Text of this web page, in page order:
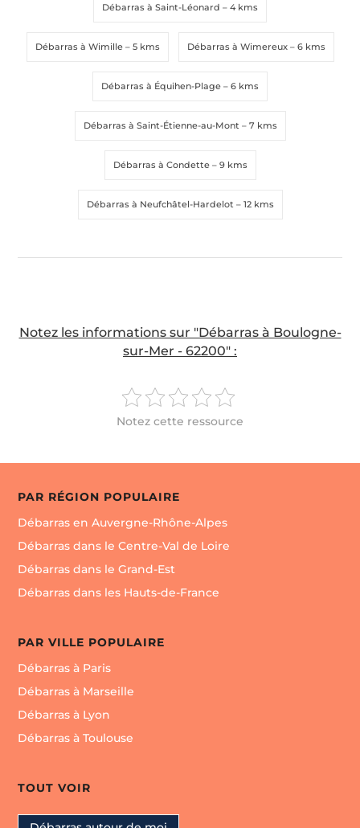
Débarras à Saint-Léonard – 4 kms
Débarras à Wimille– 5 kms Débarras à Wimereux– 6 kms
Débarras à Équihen-Plage – 6 kms
Débarras à Saint-Étienne-au-Mont – 7 kms
Débarras à Condette– 9 kms
Débarras à Neufchâtel-Hardelot – 12 kms
Notez les informations sur "Débarras à Boulogne-
sur-Mer - 62200" :
Notez cette ressource
PAR RÉGION POPULAIRE
Débarras en Auvergne-Rhône-Alpes
Débarras dans le Centre-Val de Loire
Débarras dans le Grand-Est
Débarras dans les Hauts-de-France
PAR VILLE POPULAIRE
Débarras à Paris
Débarras à Marseille
Débarras à Lyon
Débarras à Toulouse
TOUT VOIR